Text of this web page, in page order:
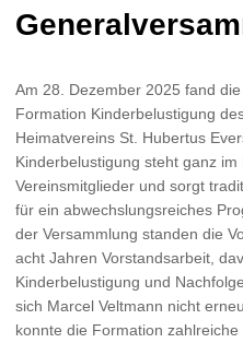
Am 28. Dezember 2025 fand
Formation Kinderbelustigung
Heimatvereins St. Hubertus
Kinderbelustigung steht ganz
Vereinsmitglieder und sorgt
für ein abwechslungsreiches
der Versammlung standen die
acht Jahren Vorstandsarbeit,
Kinderbelustigung und
sich Marcel Veltmann nicht
konnte die Formation